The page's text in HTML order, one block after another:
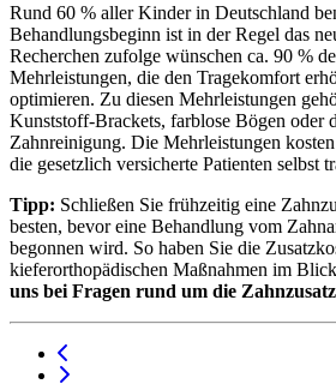
Rund 60 % aller Kinder in Deutschland
Behandlungsbeginn ist in der Regel das
Recherchen zufolge wünschen ca. 90 %
Mehrleistungen, die den Tragekomfort
optimieren. Zu diesen Mehrleistungen
Kunststoff-Brackets, farblose Bögen oder
Zahnreinigung. Die Mehrleistungen
die gesetzlich versicherte Patienten selbst
Tipp: Schließen Sie frühzeitig eine
besten, bevor eine Behandlung vom
begonnen wird. So haben Sie die
kieferorthopädischen Maßnahmen im
uns bei Fragen rund um die